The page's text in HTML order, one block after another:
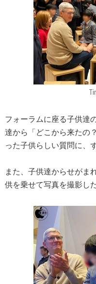
フォーラムに座る子供達
達から「どこから来たの
った子供らしい質問に、
また、子供達からせがま
供を乗せて写真を撮影し